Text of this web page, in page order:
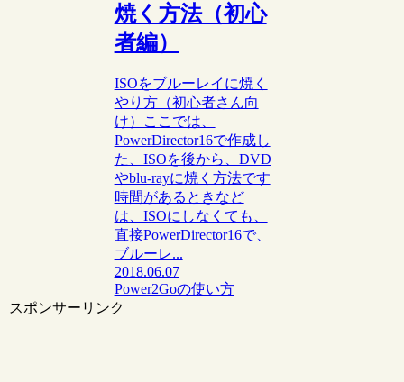
焼く方法（初心
者編）
ISOをブルーレイに焼く
やり方（初心者さん向
け）ここでは、
PowerDirector16で作成し
た、ISOを後から、DVD
やblu-rayに焼く方法です
時間があるときなど
は、ISOにしなくても、
直接PowerDirector16で、
ブルーレ...
2018.06.07
Power2Goの使い方
スポンサーリンク